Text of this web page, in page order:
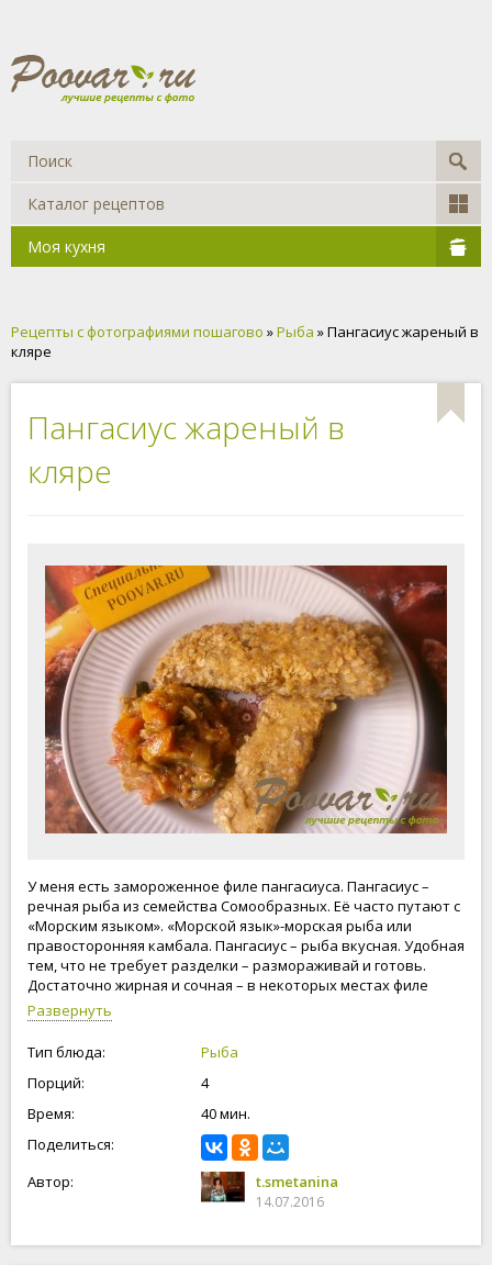
Каталог рецептов
Моя кухня
Рецепты с фотографиями пошагово »Рыба » Пангасиус жареный в
кляре
Пангасиус жареный в
кляре
У меня есть замороженное филе пангасиуса. Пангасиус –
речная рыба из семейства Сомообразных. Её часто путают с
«Морским языком». «Морской язык»-морская рыба или
правосторонняя камбала. Пангасиус – рыба вкусная. Удобная
тем, что не требует разделки – размораживай и готовь.
Достаточно жирная и сочная – в некоторых местах филе
рыбы своей жировой прослойкой напоминает грудинку. И
при этом рыба низкокалорийная, в 100 граммах рыбы
калорий – 89, белков – 15 и жиров – 3. То есть, несмотря на
кажущуюся жирность, рыба вполне подходит и для
диетического питания. Приступим!
Развернуть
Тип блюда:
Рыба
Порций:
4
Время:
40 мин.
Поделиться:
Автор:
t.smetanina
14.07.2016